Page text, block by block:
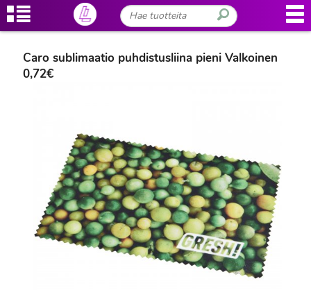
Caro sublimaatio puhdistusliina pieni Valkoinen
0,72€